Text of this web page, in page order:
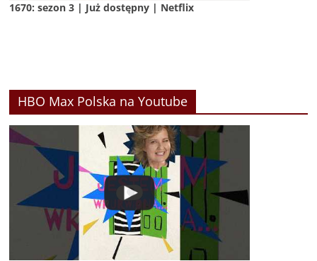
1670: sezon 3 | Już dostępny | Netflix
HBO Max Polska na Youtube